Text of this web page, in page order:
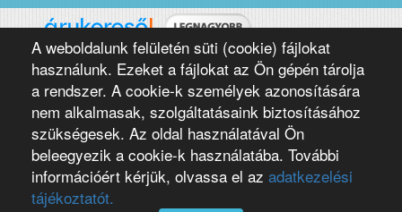
A weboldalunk felületén süti (cookie) fájlokat
használunk. Ezeket a fájlokat az Ön gépén tárolja
a rendszer. A cookie-k személyek azonosítására
nem alkalmasak, szolgáltatásaink biztosításához
szükségesek. Az oldal használatával Ön
beleegyezik a cookie-k használatába. További
információért kérjük, olvassa el az adatkezelési
tájékoztatót.
Copyright 2016 Négypólus Kft